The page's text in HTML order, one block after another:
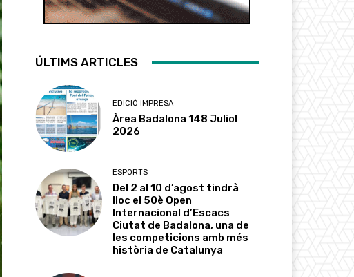
ÚLTIMS ARTICLES
EDICIÓ IMPRESA
Àrea Badalona 148 Juliol
2026
ESPORTS
Del 2 al 10 d’agost tindrà
lloc el 50è Open
Internacional d’Escacs
Ciutat de Badalona, una de
les competicions amb més
història de Catalunya